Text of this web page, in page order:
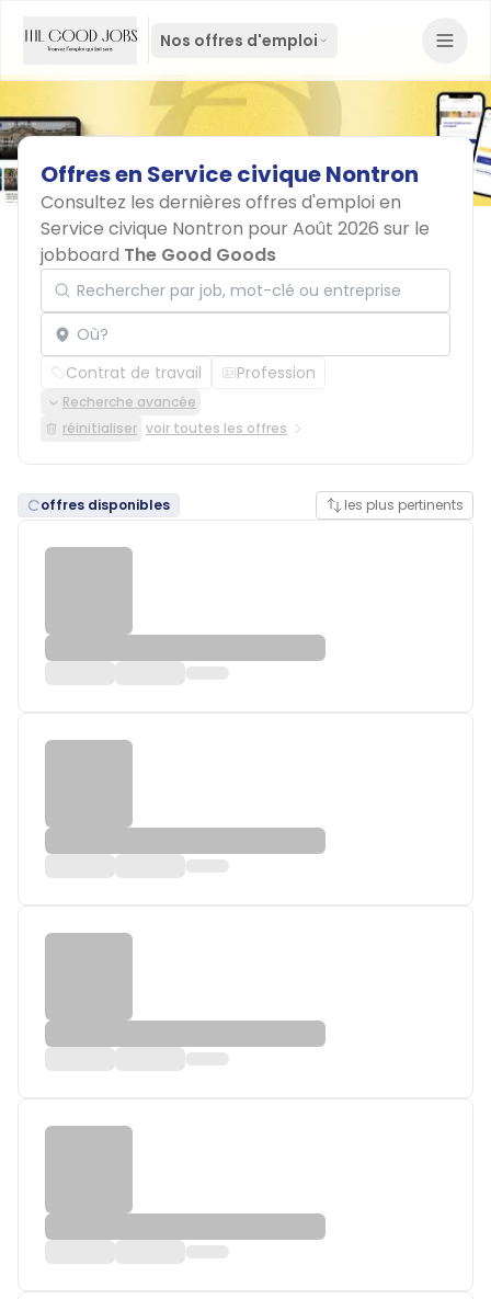
Nos offres d'emploi
Offresen ServiceciviqueNontron
Consultez les dernières offres d'emploi en
Service civique Nontron pour Août 2026 sur le
jobboard The Good Goods
Rechercher par job, mot-clé ou entreprise
Localisation
Contrat de travail Profession
Recherche avancée
réinitialiser voir toutes les offres
offres disponibles les plus pertinents